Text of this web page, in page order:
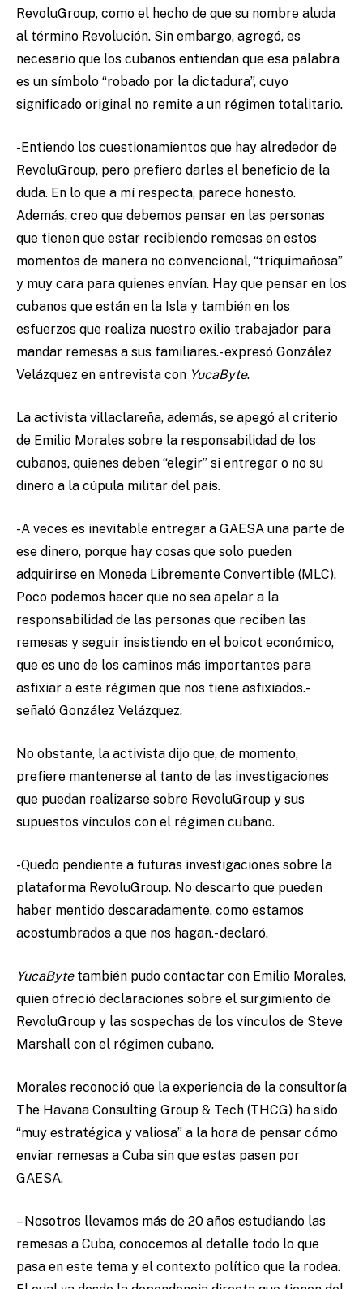
RevoluGroup, como el hecho de que su nombre aluda
al término Revolución. Sin embargo, agregó, es
necesario que los cubanos entiendan que esa palabra
es un símbolo “robado por la dictadura”, cuyo
significado original no remite a un régimen totalitario.
-Entiendo los cuestionamientos que hay alrededor de
RevoluGroup, pero prefiero darles el beneficio de la
duda. En lo que a mí respecta, parece honesto.
Además, creo que debemos pensar en las personas
que tienen que estar recibiendo remesas en estos
momentos de manera no convencional, “triquimañosa”
y muy cara para quienes envían. Hay que pensar en los
cubanos que están en la Isla y también en los
esfuerzos que realiza nuestro exilio trabajador para
mandar remesas a sus familiares.- expresó González
Velázquez en entrevista con YucaByte.
La activista villaclareña, además, se apegó al criterio
de Emilio Morales sobre la responsabilidad de los
cubanos, quienes deben “elegir” si entregar o no su
dinero a la cúpula militar del país.
-A veces es inevitable entregar a GAESA una parte de
ese dinero, porque hay cosas que solo pueden
adquirirse en Moneda Libremente Convertible (MLC).
Poco podemos hacer que no sea apelar a la
responsabilidad de las personas que reciben las
remesas y seguir insistiendo en el boicot económico,
que es uno de los caminos más importantes para
asfixiar a este régimen que nos tiene asfixiados.-
señaló González Velázquez.
No obstante, la activista dijo que, de momento,
prefiere mantenerse al tanto de las investigaciones
que puedan realizarse sobre RevoluGroup y sus
supuestos vínculos con el régimen cubano.
-Quedo pendiente a futuras investigaciones sobre la
plataforma RevoluGroup. No descarto que pueden
haber mentido descaradamente, como estamos
acostumbrados a que nos hagan.- declaró.
YucaBytetambién pudo contactar con Emilio Morales,
quien ofreció declaraciones sobre el surgimiento de
RevoluGroup y las sospechas de los vínculos de Steve
Marshall con el régimen cubano.
Morales reconoció que la experiencia de la consultoría
The Havana Consulting Group & Tech (THCG) ha sido
“muy estratégica y valiosa” a la hora de pensar cómo
enviar remesas a Cuba sin que estas pasen por
GAESA.
–Nosotros llevamos más de 20 años estudiando las
remesas a Cuba, conocemos al detalle todo lo que
pasa en este tema y el contexto político que la rodea.